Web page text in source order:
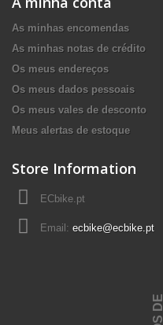
As minhas encomendas
As minhas notas de crédito
Os meus endereços
Os meus dados pessoais
Os meus vales de desconto
Meus alertas de estoque
Store Information
ECbike.pt
Email: ecbike@ecbike.pt